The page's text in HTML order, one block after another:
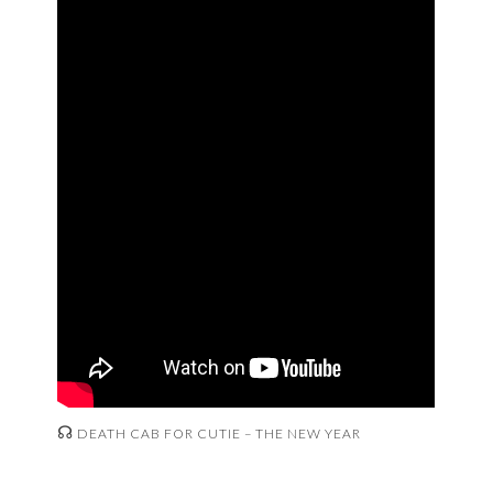
☊ DEATH CAB FOR CUTIE – THE NEW YEAR